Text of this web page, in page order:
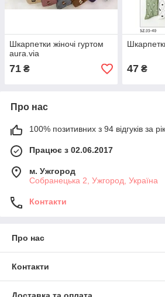
Шкарпетки жіночі гуртом
aura.via
71 ₴ 47₴
Про нас
100% позитивних з 94 відгуків за рік
Працює з 02.06.2017
м. Ужгород
Собранецька 2, Ужгород, Україна
Контакти
Про нас
Контакти